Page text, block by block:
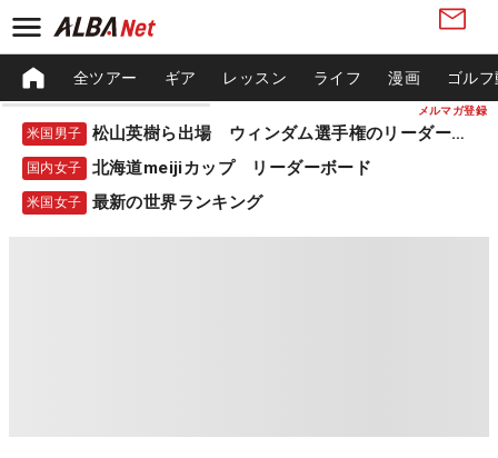
メルマガ登録
全ツアー ギア レッスン ライフ 漫画 ゴル
米国男子 松山英樹ら出場 ウィンダム選手権のリーダーボード
国内女子 北海道meijiカップ リーダーボード
米国女子 最新の世界ランキング